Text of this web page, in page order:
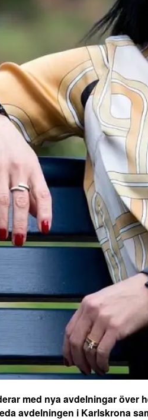
med nya avdelningar över
avdelningen i Karlskrona